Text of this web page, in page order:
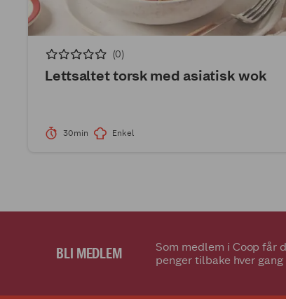
(0)
Lettsaltet torsk med asiatisk wok
30min Enkel
BLI MEDLEM
Som medlem i Coop får
penger tilbake hver